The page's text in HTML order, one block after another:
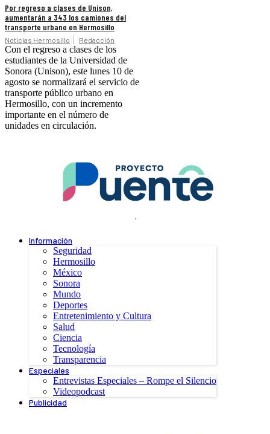
Por regreso a clases de Unison,
aumentarán a 343 los camiones del
transporte urbano en Hermosillo
Noticias Hermosillo Redacción
Con el regreso a clases de los
estudiantes de la Universidad de
Sonora (Unison), este lunes 10 de
agosto se normalizará el servicio de
transporte público urbano en
Hermosillo, con un incremento
importante en el número de
unidades en circulación.
.
Información
Seguridad
Hermosillo
México
Sonora
Mundo
Deportes
Entretenimiento y Cultura
Salud
Ciencia
Tecnología
Transparencia
Especiales
Entrevistas Especiales – Rompe el Silencio
Videopodcast
Publicidad